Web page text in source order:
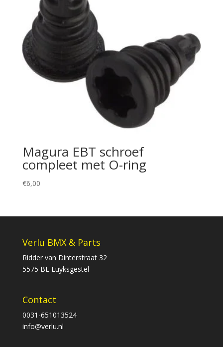
Magura EBT schroef
compleet met O-ring
€6,00
Verlu BMX & Parts
Ridder van Dinterstraat 32
5575 BL Luyksgestel
Contact
0031-651013524
info@verlu.nl